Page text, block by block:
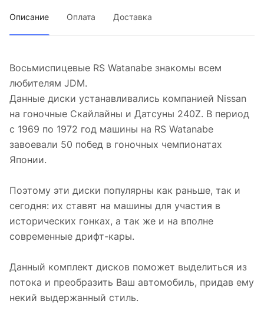
Описание Оплата Доставка
Восьмиспицевые RS Watanabe знакомы всем
любителям JDM.
Данные диски устанавливались компанией Nissan
на гоночные Скайлайны и Датсуны 240Z. В период
с 1969 по 1972 год машины на RS Watanabe
завоевали 50 побед в гоночных чемпионатах
Японии.
Поэтому эти диски популярны как раньше, так и
сегодня: их ставят на машины для участия в
исторических гонках, а так же и на вполне
современные дрифт-кары.
Данный комплект дисков поможет выделиться из
потока и преобразить Ваш автомобиль, придав ему
некий выдержанный стиль.